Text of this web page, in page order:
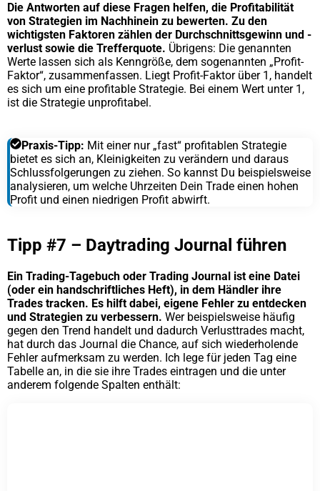
Die Antworten auf diese Fragen helfen, die Profitabilität
von Strategien im Nachhinein zu bewerten. Zu den
wichtigsten Faktoren zählen der Durchschnittsgewinn und -
verlust sowie die Trefferquote. Übrigens: Die genannten
Werte lassen sich als Kenngröße, dem sogenannten „Profit-
Faktor“, zusammenfassen. Liegt Profit-Faktor über 1, handelt
es sich um eine profitable Strategie. Bei einem Wert unter 1,
ist die Strategie unprofitabel.
Praxis-Tipp: Mit einer nur „fast“ profitablen Strategie
bietet es sich an, Kleinigkeiten zu verändern und daraus
Schlussfolgerungen zu ziehen. So kannst Du beispielsweise
analysieren, um welche Uhrzeiten Dein Trade einen hohen
Profit und einen niedrigen Profit abwirft.
Tipp #7 – Daytrading Journal führen
Ein Trading-Tagebuch oder Trading Journal ist eine Datei
(oder ein handschriftliches Heft), in dem Händler ihre
Trades tracken. Es hilft dabei, eigene Fehler zu entdecken
und Strategien zu verbessern. Wer beispielsweise häufig
gegen den Trend handelt und dadurch Verlusttrades macht,
hat durch das Journal die Chance, auf sich wiederholende
Fehler aufmerksam zu werden. Ich lege für jeden Tag eine
Tabelle an, in die sie ihre Trades eintragen und die unter
anderem folgende Spalten enthält: